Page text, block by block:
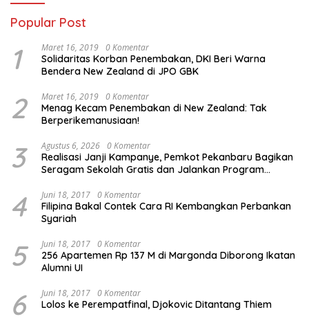
Popular Post
1 Maret 16, 2019 0 Komentar
Solidaritas Korban Penembakan, DKI Beri Warna
Bendera New Zealand di JPO GBK
2 Maret 16, 2019 0 Komentar
Menag Kecam Penembakan di New Zealand: Tak
Berperikemanusiaan!
3 Agustus 6, 2026 0 Komentar
Realisasi Janji Kampanye, Pemkot Pekanbaru Bagikan
Seragam Sekolah Gratis dan Jalankan Program
4 Juni 18, 2017 0 Komentar
Filipina Bakal Contek Cara RI Kembangkan Perbankan
Syariah
5 Juni 18, 2017 0 Komentar
256 Apartemen Rp 137 M di Margonda Diborong Ikatan
Alumni UI
6 Juni 18, 2017 0 Komentar
Lolos ke Perempatfinal, Djokovic Ditantang Thiem